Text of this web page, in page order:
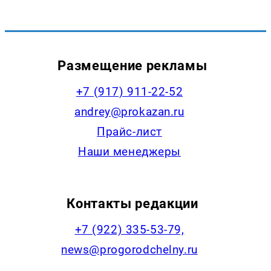
Размещение рекламы
+7 (917) 911-22-52
andrey@prokazan.ru
Прайс-лист
Наши менеджеры
Контакты редакции
+7 (922) 335-53-79,
news@progorodchelny.ru